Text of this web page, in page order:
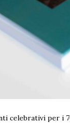
celebrativi per i